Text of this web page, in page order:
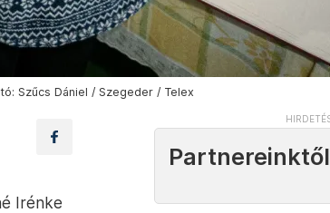
Szűcs Dániel / Szegeder / Telex
Irénke
Partnereinktől